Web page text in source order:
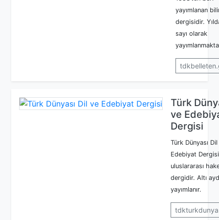
yayımlanan
dergisidir.
sayı olarak
Türk
ve
Dergisi
Türk Dünyası
Edebiyat Dergisi
uluslararası
dergidir. Altı
yayımlanır.